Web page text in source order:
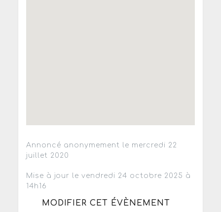
Annoncé anonymement le mercredi 22
juillet 2020
Mise à jour le vendredi 24 octobre 2025 à
14h16
MODIFIER CET ÉVÈNEMENT